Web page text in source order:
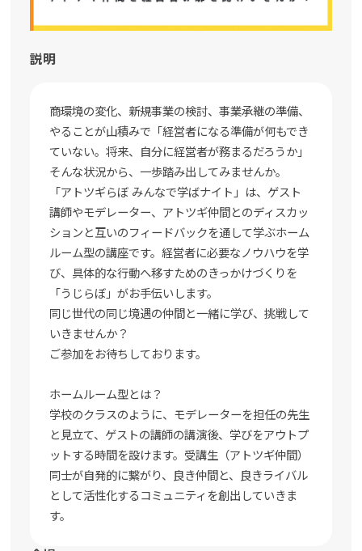
説明
商環境の変化、新規事業の検討、事業承継の準備、
やることが山積みで「経営者になる準備が何もでき
ていない。将来、自分に経営者が務まるだろうか」
そんな状況から、一歩踏み出してみませんか。
「アトツギらぼ みんなで学ばナイト」は、ゲスト
講師やモデレーター、アトツギ仲間とのディスカッ
ションと互いのフィードバックを通して学ぶホーム
ルーム型の講座です。経営者に必要なノウハウを学
び、具体的な行動へ移すためのきっかけづくりを
「うじらぼ」がお手伝いします。
同じ世代の同じ境遇の仲間と一緒に学び、挑戦して
いきませんか？
ご参加をお待ちしております。
ホームルーム型とは？
学校のクラスのように、モデレーターを担任の先生
と見立て、ゲストの講師の講演後、学びをアウトプ
ットする時間を設けます。受講生（アトツギ仲間）
同士が自発的に繋がり、良き仲間と、良きライバル
として活性化するコミュニティを創出していきま
す。